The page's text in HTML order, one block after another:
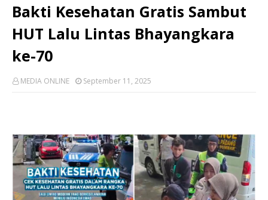
Bakti Kesehatan Gratis Sambut
HUT Lalu Lintas Bhayangkara
ke-70
MEDIA ONLINE September 11, 2025